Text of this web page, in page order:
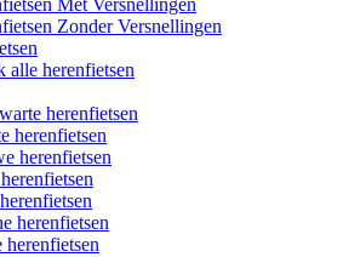
Met Versnellingen
Zonder Versnellingen
alle herenfietsen
herenfietsen
herenfietsen
herenfietsen
herenfietsen
herenfietsen